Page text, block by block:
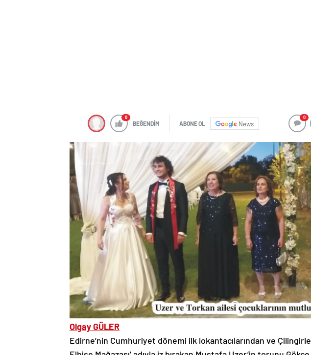
0
BEĞENDİM ABONE OL News
0
Olgay GÜLER
Edirne’nin Cumhuriyet dönemi ilk lokantacılarından ve